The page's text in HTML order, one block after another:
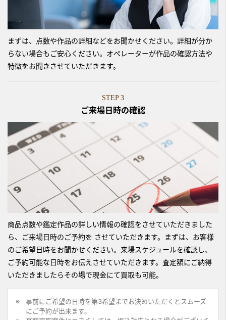
まずは、点数や作品の詳細などをお聞かせください。詳細が分か
らない場合もご安心ください。オぺレーターが作品の確認方法や
特徴をお聞きさせていただきます。
STEP 3
ご来場日時の確認
商品点数や鑑定作品の詳しい情報の確認をさせていただきました
ら、ご来場日時のご予約を させていただきます。まずは、お客様
のご希望日時をお聞かせください。来場スケジュールを確認し、
ご予約可能な日時をお伝えさせていただきます。査定額にご納得
いただきましたらその場で現金にて買取も可能。
事前にご希望の日時を第3希望までお決めいただくとスムーズ
にご予約が出来ます。